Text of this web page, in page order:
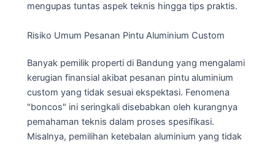
mengupas tuntas aspek teknis hingga tips praktis.
Risiko Umum Pesanan Pintu Aluminium Custom
Banyak pemilik properti di Bandung yang mengalami
kerugian finansial akibat pesanan pintu aluminium
custom yang tidak sesuai ekspektasi. Fenomena
"boncos" ini seringkali disebabkan oleh kurangnya
pemahaman teknis dalam proses spesifikasi.
Misalnya, pemilihan ketebalan aluminium yang tidak